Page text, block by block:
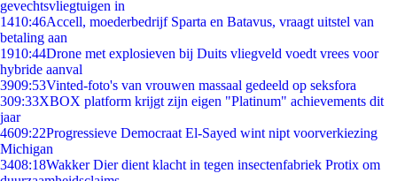
gevechtsvliegtuigen in
1410:46Accell, moederbedrijf Sparta en Batavus, vraagt uitstel van
betaling aan
1910:44Drone met explosieven bij Duits vliegveld voedt vrees voor
hybride aanval
3909:53Vinted-foto's van vrouwen massaal gedeeld op seksfora
309:33XBOX platform krijgt zijn eigen "Platinum" achievements dit
jaar
4609:22Progressieve Democraat El-Sayed wint nipt voorverkiezing
Michigan
3408:18Wakker Dier dient klacht in tegen insectenfabriek Protix om